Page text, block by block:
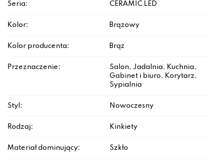
Seria: CERAMIC LED
Kolor: Brązowy
Kolor producenta: Brąz
Przeznaczenie:
Salon, Jadalnia, Kuchnia,
Gabinet i biuro, Korytarz,
Sypialnia
Styl: Nowoczesny
Rodzaj: Kinkiety
Materiał dominujący: Szkło